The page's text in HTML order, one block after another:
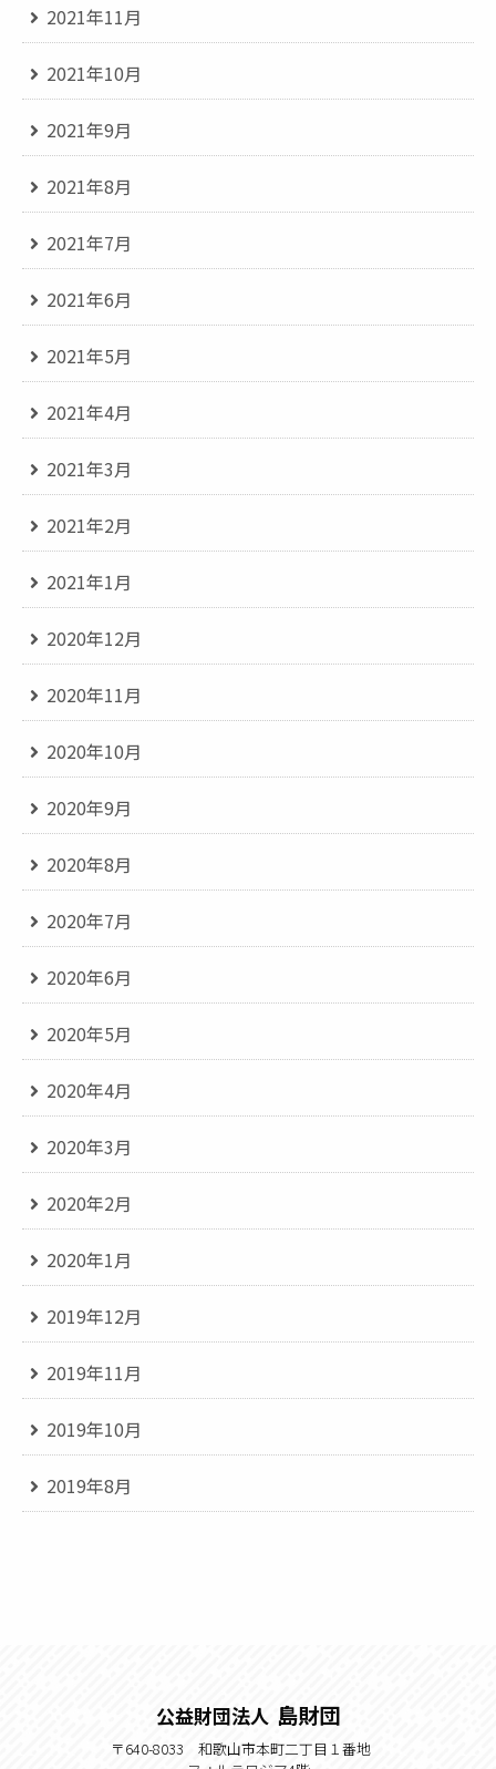
2021年11月
2021年10月
2021年9月
2021年8月
2021年7月
2021年6月
2021年5月
2021年4月
2021年3月
2021年2月
2021年1月
2020年12月
2020年11月
2020年10月
2020年9月
2020年8月
2020年7月
2020年6月
2020年5月
2020年4月
2020年3月
2020年2月
2020年1月
2019年12月
2019年11月
2019年10月
2019年8月
公益財団法人 島財団
〒640-8033 和歌山市本町二丁目１番地